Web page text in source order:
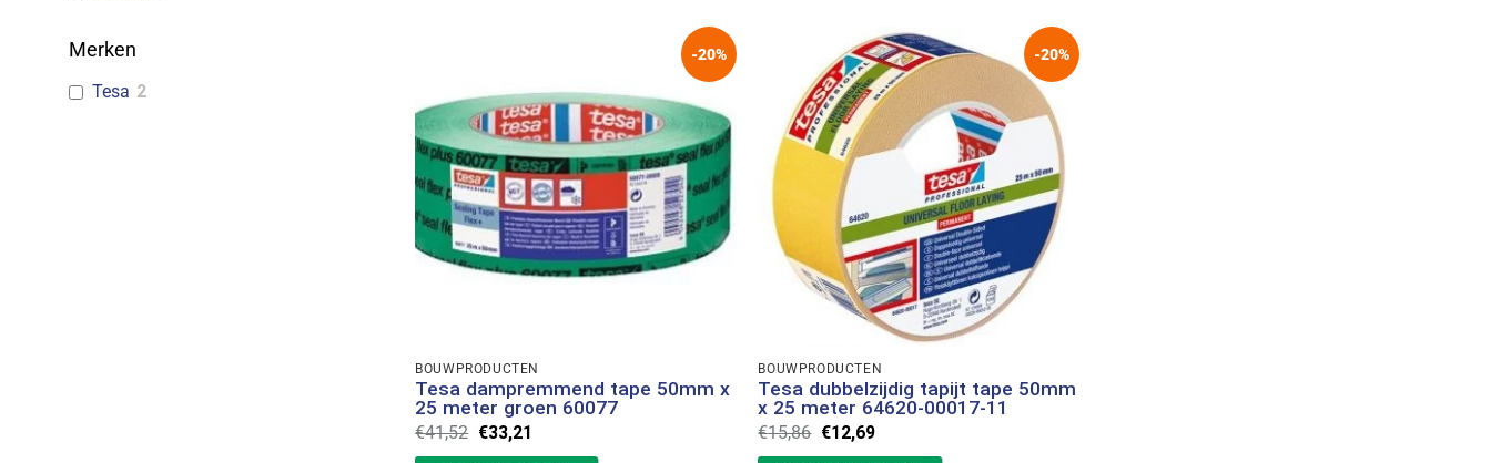
Merken
Tesa 2
-20%
BOUWPRODUCTEN
Tesa dampremmend tape 50mm x
25 meter groen 60077
€41,52 Oorspronkelijke
prijs
€33,21
-20%
BOUWPRODUCTEN
Tesa dubbelzijdig tapijt tape 50mm
x 25 meter 64620-00017-11
€15,86 Oorspronkelijke
prijs
€12,69Huidige